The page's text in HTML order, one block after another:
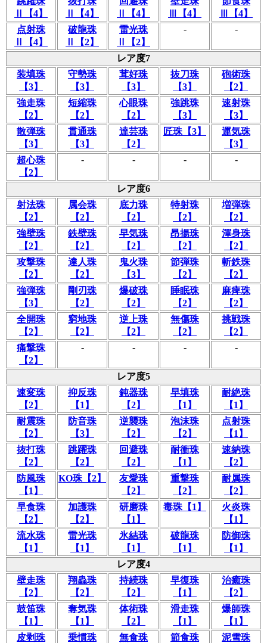
Ⅱ【4】
Ⅱ【4】
Ⅱ【4】
Ⅲ【4】
Ⅲ【4】
点射珠
Ⅱ【4】
破龍珠
Ⅱ【2】
雷光珠
Ⅱ【2】
- -
レア度7
装填珠
【3】
守勢珠
【3】
茸好珠
【3】
抜刀珠
【3】
砲術珠
【2】
強走珠
【2】
短縮珠
【2】
心眼珠
【2】
強跳珠
【3】
速射珠
【3】
散弾珠
【3】
貫通珠
【3】
達芸珠
【2】
匠珠【3】
運気珠
【3】
超心珠
【2】
- - - -
レア度6
射法珠
【2】
属会珠
【2】
底力珠
【2】
特射珠
【2】
増弾珠
【2】
強壁珠
【2】
鉄壁珠
【2】
早気珠
【2】
昂揚珠
【2】
渾身珠
【2】
攻撃珠
【2】
達人珠
【2】
鬼火珠
【3】
節弾珠
【2】
斬鉄珠
【2】
強弾珠
【3】
剛刃珠
【2】
爆破珠
【2】
睡眠珠
【2】
麻痺珠
【2】
全開珠
【2】
窮地珠
【2】
逆上珠
【2】
無傷珠
【2】
挑戦珠
【2】
痛撃珠
【2】
- - - -
レア度5
速変珠
【2】
抑反珠
【1】
鈍器珠
【2】
早填珠
【1】
耐絶珠
【1】
耐震珠
【2】
防音珠
【3】
逆襲珠
【2】
泡沫珠
【2】
点射珠
【1】
抜打珠
【2】
跳躍珠
【2】
回避珠
【2】
耐衝珠
【1】
速納珠
【2】
防風珠
【1】
KO珠【2】
友愛珠
【2】
重撃珠
【2】
耐属珠
【2】
早食珠
【2】
加護珠
【2】
研磨珠
【1】
毒珠【1】
火炎珠
【1】
流水珠
【1】
雷光珠
【1】
氷結珠
【1】
破龍珠
【1】
防御珠
【1】
レア度4
壁走珠
【2】
翔蟲珠
【2】
持続珠
【2】
早復珠
【1】
治癒珠
【2】
鼓笛珠
【1】
奪気珠
【1】
体術珠
【2】
滑走珠
【1】
爆師珠
【1】
皮剥珠
乗慣珠
無食珠
節食珠
泥雪珠